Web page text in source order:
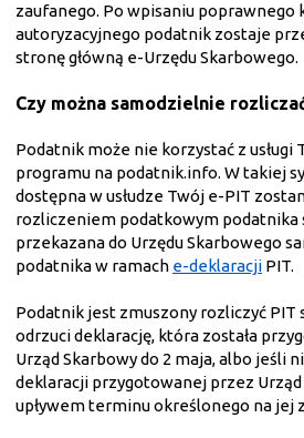
zaufanego. Po wpisaniu poprawnego
autoryzacyjnego podatnik zostaje
stronę główną e-Urzędu Skarbowego.
Czy można samodzielnie
Podatnik może nie korzystać z usługi
programu na podatnik.info. W takiej
dostępna w usłudze Twój e-PIT
rozliczeniem podatkowym podatnika
przekazana do Urzędu Skarbowego
podatnika w ramach e-deklaracji PIT.
Podatnik jest zmuszony rozliczyć PIT
odrzuci deklarację, która została
Urząd Skarbowy do 2 maja, albo jeśli
deklaracji przygotowanej przez
upływem terminu określonego na jej